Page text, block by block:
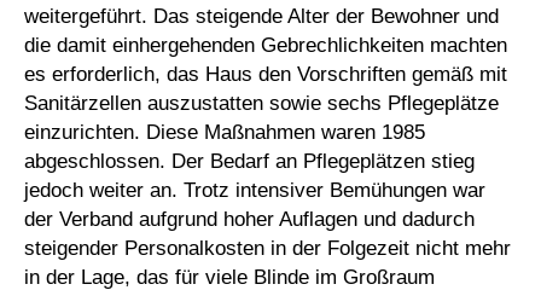
weitergeführt. Das steigende Alter der Bewohner und
die damit einhergehenden Gebrechlichkeiten machten
es erforderlich, das Haus den Vorschriften gemäß mit
Sanitärzellen auszustatten sowie sechs Pflegeplätze
einzurichten. Diese Maßnahmen waren 1985
abgeschlossen. Der Bedarf an Pflegeplätzen stieg
jedoch weiter an. Trotz intensiver Bemühungen war
der Verband aufgrund hoher Auflagen und dadurch
steigender Personalkosten in der Folgezeit nicht mehr
in der Lage, das für viele Blinde im Großraum